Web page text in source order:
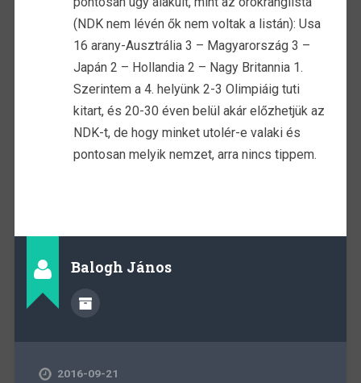
(NDK nem lévén ők nem voltak a listán): Usa
16 arany-Ausztrália 3 – Magyarország 3 –
Japán 2 – Hollandia 2 – Nagy Britannia 1.
Szerintem a 4. helyünk 2-3 Olimpiáig tuti
kitart, és 20-30 éven belül akár előzhetjük az
NDK-t, de hogy minket utolér-e valaki és
pontosan melyik nemzet, arra nincs tippem.
Balogh János
2016-09-21